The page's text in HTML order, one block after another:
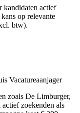
kandidaten actief
op relevante
btw).
Vacatureaanjager
zoals De Limburger,
zoekenden als